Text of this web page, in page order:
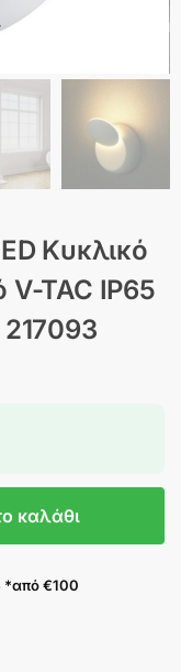
Κυκλικό
V-TAC IP65
καλάθι
*από €100